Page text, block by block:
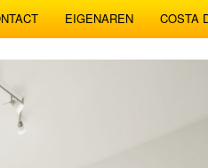
EIGENAREN COSTA